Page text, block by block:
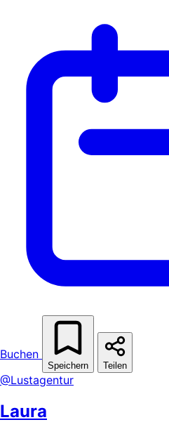
Buchen
Speichern Teilen
@Lustagentur
Laura